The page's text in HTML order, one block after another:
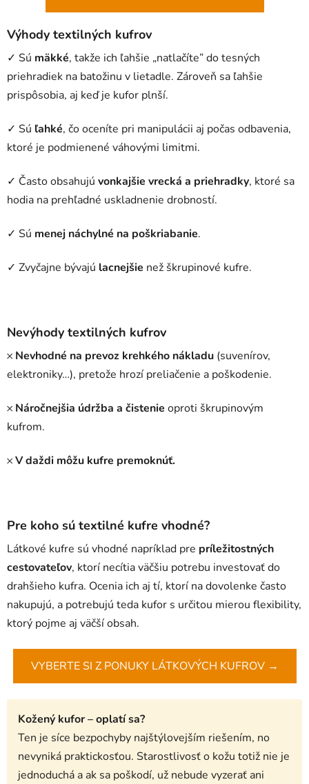
Výhody textilných kufrov
✓ Sú mäkké, takže ich ľahšie „natlačíte” do tesných
priehradiek na batožinu v lietadle. Zároveň sa ľahšie
prispôsobia, aj keď je kufor plnší.
✓ Sú ľahké, čo oceníte pri manipulácii aj počas odbavenia,
ktoré je podmienené váhovými limitmi.
✓ Často obsahujú vonkajšie vrecká a priehradky, ktoré sa
hodia na prehľadné uskladnenie drobností.
✓ Sú menej náchylné na poškriabanie.
✓ Zvyčajne bývajú lacnejšie než škrupinové kufre.
Nevýhody textilných kufrov
𐄂 Nevhodné na prevoz krehkého nákladu (suvenírov,
elektroniky…), pretože hrozí preliačenie a poškodenie.
𐄂 Náročnejšia údržba a čistenie oproti škrupinovým
kufrom.
𐄂V daždi môžu kufre premoknúť.
Pre koho sú textilné kufre vhodné?
Látkové kufre sú vhodné napríklad pre príležitostných
cestovateľov, ktorí necítia väčšiu potrebu investovať do
drahšieho kufra. Ocenia ich aj tí, ktorí na dovolenke často
nakupujú, a potrebujú teda kufor s určitou mierou flexibility,
ktorý pojme aj väčší obsah.
VYBERTE SI Z PONUKY LÁTKOVÝCH KUFROV →
Kožený kufor – oplatí sa?
Ten je síce bezpochyby najštýlovejším riešením, no
nevyniká praktickosťou. Starostlivosť o kožu totiž nie je
jednoduchá a ak sa poškodí, už nebude vyzerať ani